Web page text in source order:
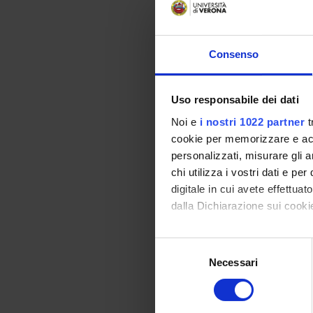
Consenso
Uso responsabile dei dati
Noi e i nostri 1022 partner
cookie per memorizzare e
personalizzati, misurare gli
chi utilizza i vostri dati e per
digitale in cui avete
dalla Dichiarazione sui
Con il tuo consenso,
raccogliere
digitali).
Necessari
13
16
18
19